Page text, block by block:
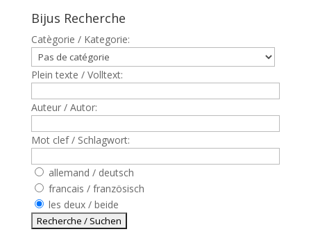
Bijus Recherche
Catègorie / Kategorie:
Plein texte / Volltext:
Auteur / Autor:
Mot clef / Schlagwort:
allemand / deutsch
francais / französisch
les deux / beide